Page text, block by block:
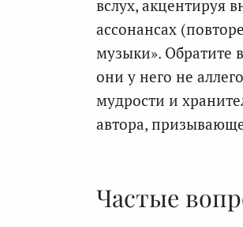
вслух, акцентируя
ассонансах
музыки». Обратите
они у него не
мудрости и
автора,
Частые